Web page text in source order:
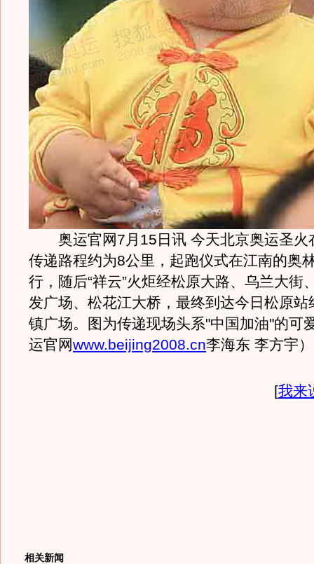
奥运官网7月15日讯 今天北京奥运圣火
传递路程约为8公里，起跑仪式在江南的奥
行，随后“祥云”火炬经松原大路、乌兰大街
发广场、松花江大桥，最终到达今日松原站
镇广场。图为传递现场头系"中国加油"的可
运官网www.beijing2008.cn李海东 李方宇）
[我来
相关新闻